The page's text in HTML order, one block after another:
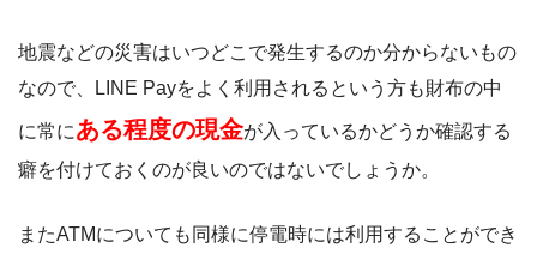
地震などの災害はいつどこで発生するのか分からないもの
なので、LINE Payをよく利用されるという方も財布の中
に常にある程度の現金が入っているかどうか確認する
癖を付けておくのが良いのではないでしょうか。
またATMについても同様に停電時には利用することができ